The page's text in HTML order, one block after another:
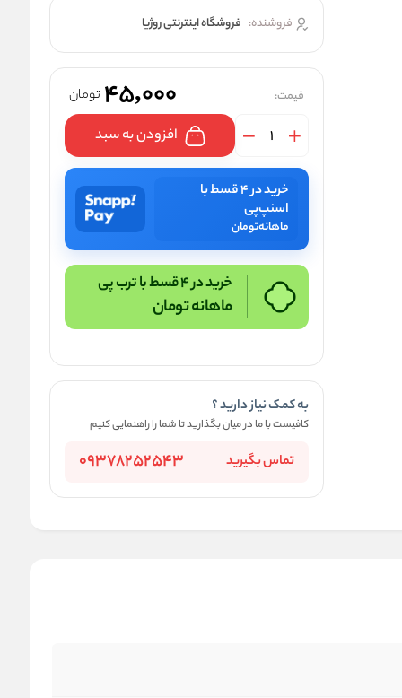
فروشنده: فروشگاه اینترنتی روژیا
قیمت: 45,000 تومان
افزودن به سبد
خرید در ۴ قسط با
اسنپ‌پی
ماهانهتومان
خرید در 4 قسط با ترب پی
ماهانهتومان
به کمک نیاز دارید ؟
کافیست با ما در میان بگذارید تا شما را راهنمایی کنیم
تماس بگیرید 09378252543